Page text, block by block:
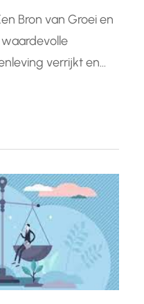
Bron van Groei en
verrijkt en
van diversiteit
Het gaat ook